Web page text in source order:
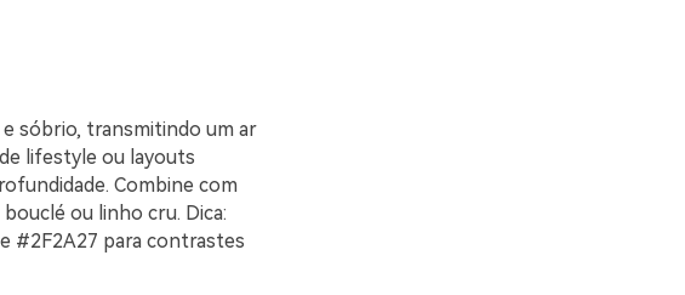
e sóbrio, transmitindo um ar
lifestyle ou layouts
Combine com
ou linho cru. Dica:
#2F2A27 para contrastes